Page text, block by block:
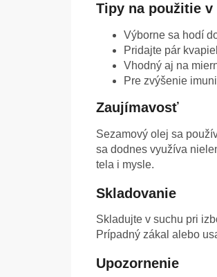
Tipy na použitie v
Výborne sa hodí
Pridajte pár
Vhodný aj na
Pre zvýšenie
Zaujímavosť
Sezamový olej sa
sa dodnes využíva
tela i mysle.
Skladovanie
Skladujte v suchu pri
Prípadný zákal alebo
Upozornenie